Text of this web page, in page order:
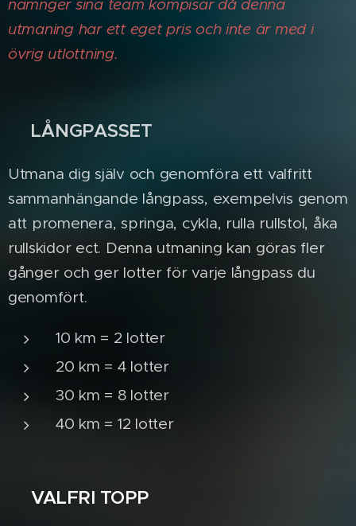
namnger sina team kompisar då denna
utmaning har ett eget pris och inte är med i
övrig utlottning.
LÅNGPASSET
Utmana dig själv och genomföra ett valfritt
sammanhängande långpass, exempelvis genom
att promenera, springa, cykla, rulla rullstol, åka
rullskidor ect. Denna utmaning kan göras fler
gånger och ger lotter för varje långpass du
genomfört.
10 km = 2 lotter
20 km = 4 lotter
30 km = 8 lotter
40 km = 12 lotter
VALFRI TOPP